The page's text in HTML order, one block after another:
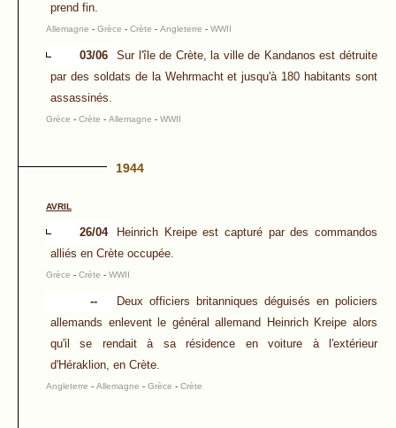
prend fin.
Allemagne - Grèce - Crète - Angleterre - WWII
03/06
Sur l'île de Crète, la ville de Kandanos est détruite
par des soldats de la Wehrmacht et jusqu'à 180 habitants sont
assassinés.
Grèce - Crète - Allemagne - WWII
1944
AVRIL
26/04
Heinrich Kreipe est capturé par des commandos
alliés en Crète occupée.
Grèce - Crète - WWII
--
Deux officiers britanniques déguisés en policiers
allemands enlevent le général allemand Heinrich Kreipe alors
qu'il se rendait à sa résidence en voiture à l'extérieur
d'Héraklion, en Crète.
Angleterre - Allemagne - Grèce - Crète